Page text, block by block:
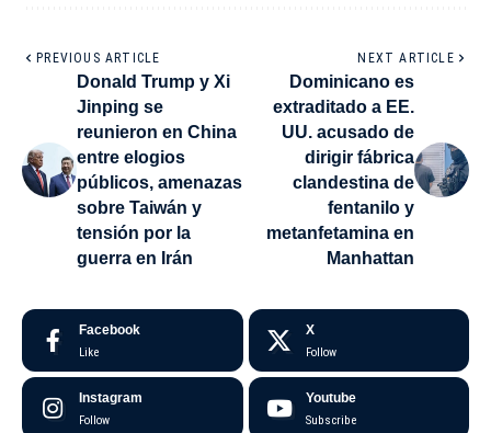
PREVIOUS ARTICLE
Donald Trump y Xi
Jinping se
reunieron en China
entre elogios
públicos, amenazas
sobre Taiwán y
tensión por la
guerra en Irán
NEXT ARTICLE
Dominicano es
extraditado a EE.
UU. acusado de
dirigir fábrica
clandestina de
fentanilo y
metanfetamina en
Manhattan
Facebook
Like
X
Follow
Instagram
Follow
Youtube
Subscribe